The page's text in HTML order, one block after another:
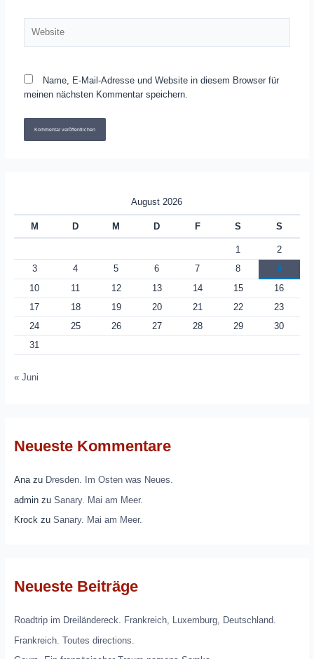
Name, E-Mail-Adresse und Website in diesem Browser für
meinen nächsten Kommentar speichern.
August 2026
M D M D F S S
1
2
3
4 5 6 7 8
9
10
11 12 13 14 15
16
17
18 19 20 21 22
23
24
25 26 27 28 29
30
31
« Juni
Neueste Kommentare
Anazu Dresden. Im Osten was Neues.
adminzu Sanary. Mai am Meer.
Krockzu Sanary. Mai am Meer.
Neueste Beiträge
Roadtrip im Dreiländereck. Frankreich, Luxemburg, Deutschland.
Frankreich. Toutes directions.